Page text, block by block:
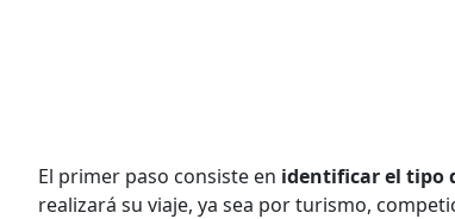
El primer paso consiste en identificar el tipo
realizará su viaje, ya sea por turismo,